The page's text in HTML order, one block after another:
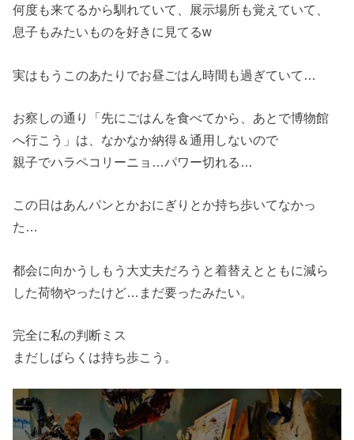
何度も来てるから馴れていて、展示場所も覚えていて、
息子もみたいものを好きに見てるw
実はもうこのあたりでお昼ごはん時間も過ぎていて…
お察しの通り「先にごはんを食べてから、あとで博物館
へ行こう」は、なかなか納得＆通用しないので
親子でハラペコリーニョ…パワー切れる…
この日はあんパンとかおにぎりとか持ち歩いてなかっ
た…
都会に向かうしもう大丈夫だろうと着替えとともに減ら
した荷物やったけど…まだ要ったみたい。
完全に私の判断ミス
まだしばらくは持ち歩こう。